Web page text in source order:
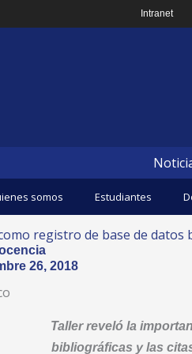
Intranet
somos Estudiantes
registro de base de datos
26, 2018
Taller reveló la
bibliográficas y las